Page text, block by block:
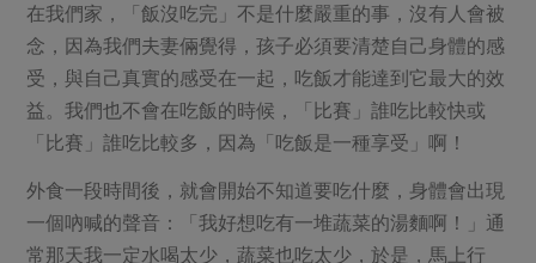
在我們家，「飯沒吃完」不是什麼嚴重的事，沒有人會被
念，因為我們夫妻倆覺得，孩子必須要清楚自己身體的感
受，與自己真實的感受在一起，吃飯才能達到它最大的效
益。我們也不會在吃飯的時候，「比賽」誰吃比較快或
「比賽」誰吃比較多，因為「吃飯是一種享受」啊！
外食一段時間後，就會開始不知道要吃什麼，身體會出現
一個吶喊的聲音：「我好想吃有一堆蔬菜的湯麵啊！」通
常那天我一定水喝太少，蔬菜也吃太少，於是，馬上行